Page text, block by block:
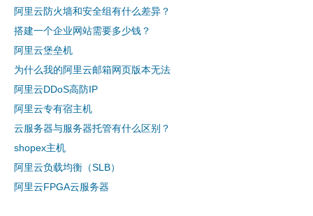
阿里云防火墙和安全组有什么差异？
搭建一个企业网站需要多少钱？
阿里云堡垒机
为什么我的阿里云邮箱网页版本无法
阿里云DDoS高防IP
阿里云专有宿主机
云服务器与服务器托管有什么区别？
shopex主机
阿里云负载均衡（SLB）
阿里云FPGA云服务器